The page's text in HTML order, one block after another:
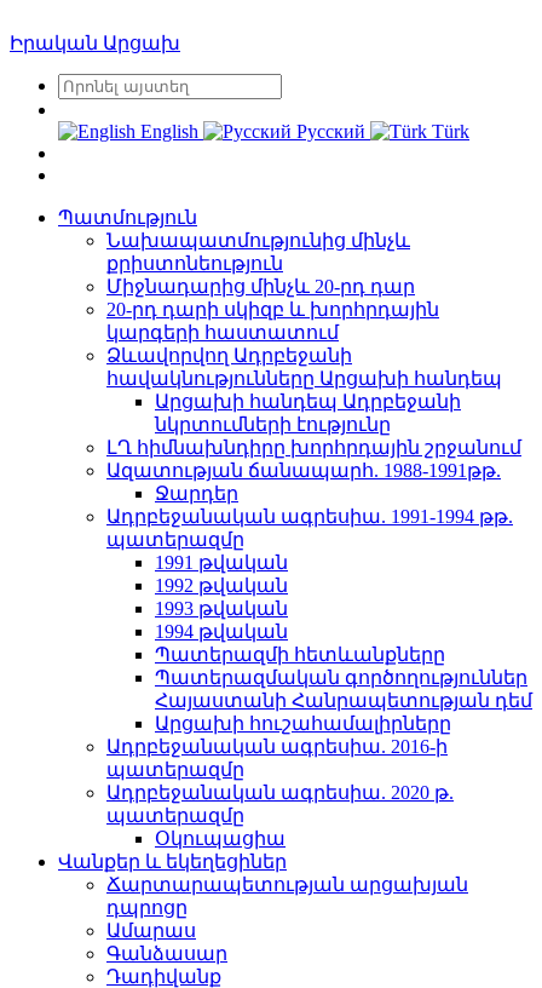
Իրական Արցախ
English Русский Türk
Պատմություն
Նախապատմությունից մինչև
քրիստոնեություն
Միջնադարից մինչև 20-րդ դար
20-րդ դարի սկիզբ և խորհրդային
կարգերի հաստատում
Ձևավորվող Ադրբեջանի
հավակնությունները Արցախի հանդեպ
Արցախի հանդեպ Ադրբեջանի
նկրտումների էությունը
ԼՂ հիմնախնդիրը խորհրդային շրջանում
Ազատության ճանապարհ. 1988-1991թթ.
Ջարդեր
Ադրբեջանական ագրեսիա. 1991-1994 թթ.
պատերազմը
1991 թվական
1992 թվական
1993 թվական
1994 թվական
Պատերազմի հետևանքները
Պատերազմական գործողություններ
Հայաստանի Հանրապետության դեմ
Արցախի հուշահամալիրները
Ադրբեջանական ագրեսիա. 2016-ի
պատերազմը
Ադրբեջանական ագրեսիա. 2020 թ.
պատերազմը
Օկուպացիա
Վանքեր և եկեղեցիներ
Ճարտարապետության արցախյան
դպրոցը
Ամարաս
Գանձասար
Դադիվանք